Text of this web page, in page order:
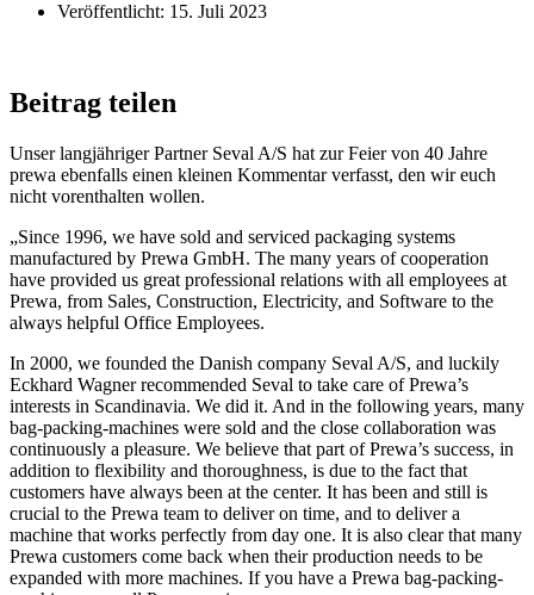
Veröffentlicht: 15. Juli 2023
Beitrag teilen
Unser langjähriger Partner Seval A/S hat zur Feier von 40 Jahre
prewa ebenfalls einen kleinen Kommentar verfasst, den wir euch
nicht vorenthalten wollen.
„Since 1996, we have sold and serviced packaging systems
manufactured by Prewa GmbH. The many years of cooperation
have provided us great professional relations with all employees at
Prewa, from Sales, Construction, Electricity, and Software to the
always helpful Office Employees.
In 2000, we founded the Danish company Seval A/S, and luckily
Eckhard Wagner recommended Seval to take care of Prewa’s
interests in Scandinavia. We did it. And in the following years, many
bag-packing-machines were sold and the close collaboration was
continuously a pleasure. We believe that part of Prewa’s success, in
addition to flexibility and thoroughness, is due to the fact that
customers have always been at the center. It has been and still is
crucial to the Prewa team to deliver on time, and to deliver a
machine that works perfectly from day one. It is also clear that many
Prewa customers come back when their production needs to be
expanded with more machines. If you have a Prewa bag-packing-